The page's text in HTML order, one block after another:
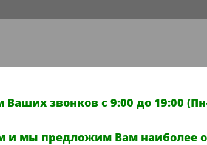
звонков с 9:00 до 19:00
и мы предложим Вам наиболее